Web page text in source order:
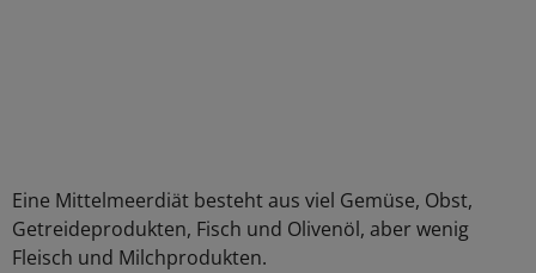
Eine Mittelmeerdiät besteht aus viel Gemüse, Obst,
Getreideprodukten, Fisch und Olivenöl, aber wenig
Fleisch und Milchprodukten.